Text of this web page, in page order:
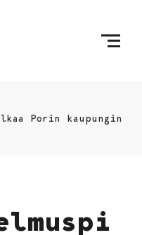
Porin kaupungin